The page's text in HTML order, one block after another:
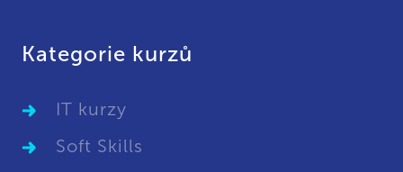
Kategorie kurzů
IT kurzy
Soft Skills